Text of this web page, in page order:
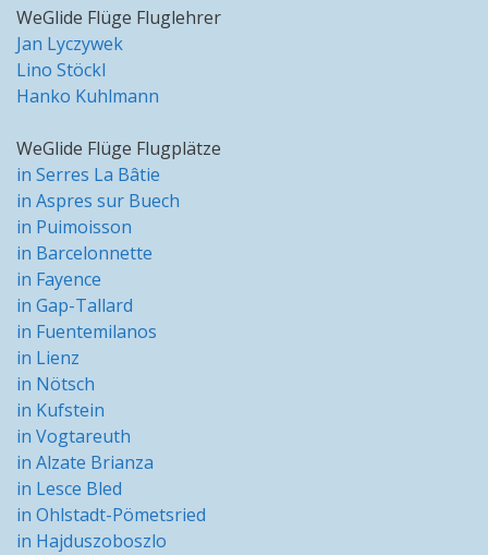
WeGlide Flüge Fluglehrer
Jan Lyczywek
Lino Stöckl
Hanko Kuhlmann
WeGlide Flüge Flugplätze
in Serres La Bâtie
in Aspres sur Buech
in Puimoisson
in Barcelonnette
in Fayence
in Gap-Tallard
in Fuentemilanos
in Lienz
in Nötsch
in Kufstein
in Vogtareuth
in Alzate Brianza
in Lesce Bled
in Ohlstadt-Pömetsried
in Hajduszoboszlo